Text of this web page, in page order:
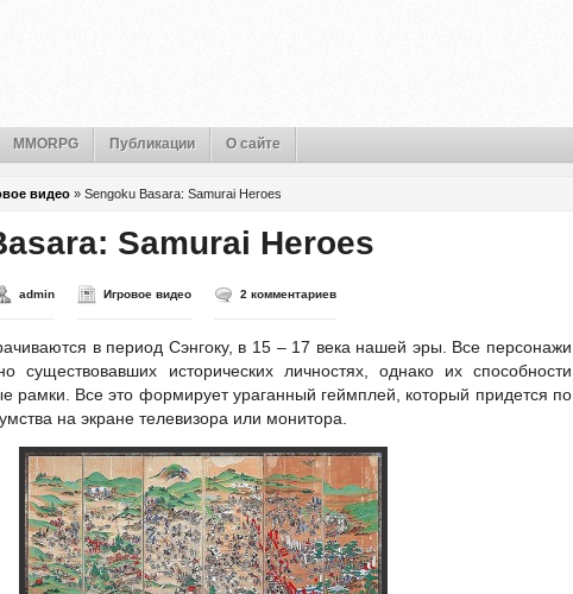
MMORPG Публикации О сайте
видео » Sengoku Basara: Samurai Heroes
Samurai Heroes
admin Игровое видео 2 комментариев
в период Сэнгоку, в 15 – 17 века нашей эры. Все персонажи
существовавших исторических личностях, однако их способности
рамки. Все это формирует ураганный геймплей, который придется по
на экране телевизора или монитора.